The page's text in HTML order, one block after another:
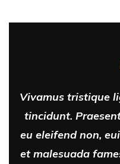
Vivamus tristique
tincidunt.
eu eleifend non,
et malesuada